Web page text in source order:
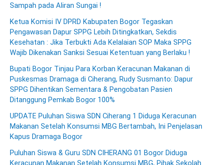
Sampah pada Aliran Sungai !
Ketua Komisi IV DPRD Kabupaten Bogor Tegaskan
Pengawasan Dapur SPPG Lebih Ditingkatkan, Sekdis
Kesehatan : Jika Terbukti Ada Kelalaian SOP Maka SPPG
Wajib Dikenakan Sanksi Sesuai Ketentuan yang Berlaku !
Bupati Bogor Tinjau Para Korban Keracunan Makanan di
Puskesmas Dramaga di Ciherang, Rudy Susmanto: Dapur
SPPG Dihentikan Sementara & Pengobatan Pasien
Ditanggung Pemkab Bogor 100%
UPDATE Puluhan Siswa SDN Ciherang 1 Diduga Keracunan
Makanan Setelah Konsumsi MBG Bertambah, Ini Penjelasan
Kapus Dramaga Bogor
Puluhan Siswa & Guru SDN CIHERANG 01 Bogor Diduga
Keracunan Makanan Setelah Konsumsi MBG, Pihak Sekolah